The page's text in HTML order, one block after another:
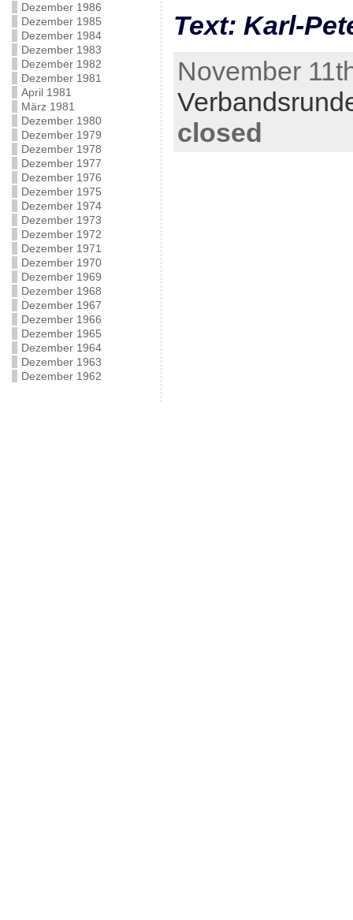
Dezember 1986
Dezember 1985
Dezember 1984
Dezember 1983
Dezember 1982
Dezember 1981
April 1981
März 1981
Dezember 1980
Dezember 1979
Dezember 1978
Dezember 1977
Dezember 1976
Dezember 1975
Dezember 1974
Dezember 1973
Dezember 1972
Dezember 1971
Dezember 1970
Dezember 1969
Dezember 1968
Dezember 1967
Dezember 1966
Dezember 1965
Dezember 1964
Dezember 1963
Dezember 1962
Text: Karl-
November
closed